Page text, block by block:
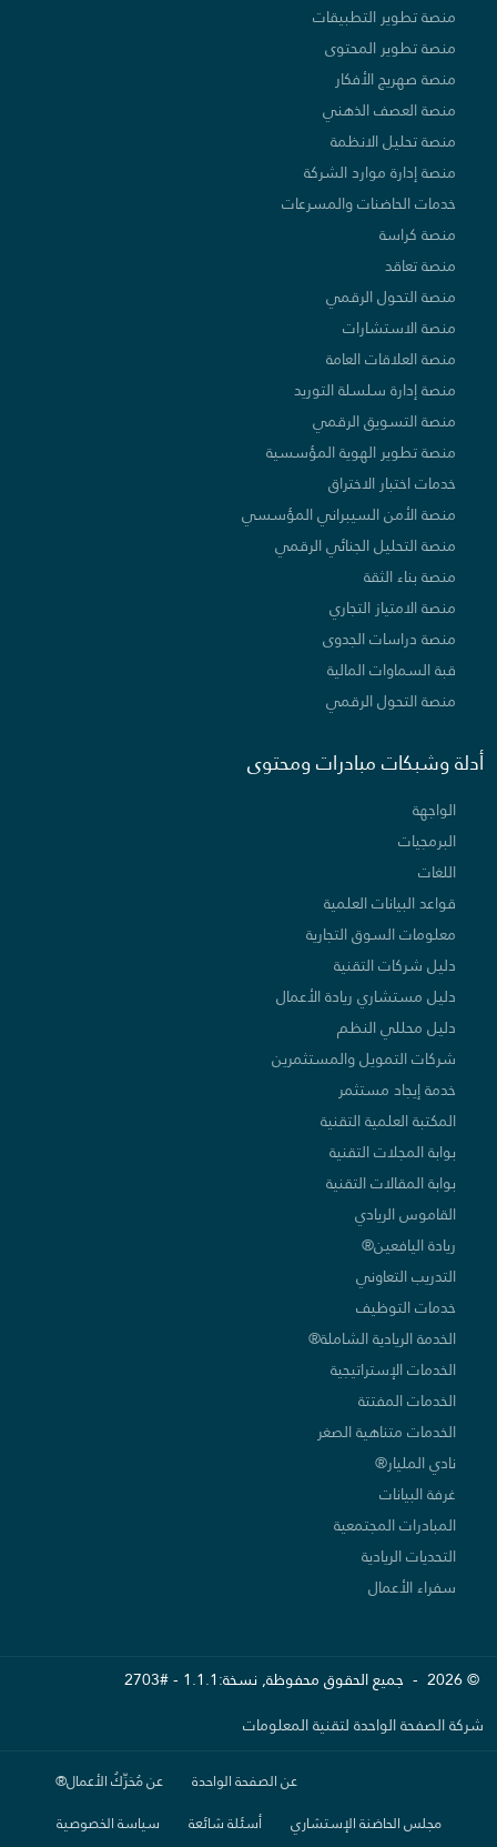
منصة تطوير التطبيقات
منصة تطوير المحتوى
منصة صهريج الأفكار
منصة العصف الذهني
منصة تحليل الانظمة
منصة إدارة موارد الشركة
خدمات الحاضنات والمسرعات
منصة كراسة
منصة تعاقد
منصة التحول الرقمي
منصة الاستشارات
منصة العلاقات العامة
منصة إدارة سلسلة التوريد
منصة التسويق الرقمي
منصة تطوير الهوية المؤسسية
خدمات اختبار الاختراق
منصة الأمن السيبراني المؤسسي
منصة التحليل الجنائي الرقمي
منصة بناء الثقة
منصة الامتياز التجاري
منصة دراسات الجدوى
قبة السماوات المالية
منصة التحول الرقمي
أدلة وشبكات مبادرات ومحتوى
الواجهة
البرمجيات
اللغات
قواعد البيانات العلمية
معلومات السوق التجارية
دليل شركات التقنية
دليل مستشاري ريادة الأعمال
دليل محللي النظم
شركات التمويل والمستثمرين
خدمة إيجاد مستثمر
المكتبة العلمية التقنية
بوابة المجلات التقنية
بوابة المقالات التقنية
القاموس الريادي
ريادة اليافعين®
التدريب التعاوني
خدمات التوظيف
الخدمة الريادية الشاملة®
الخدمات الإستراتيجية
الخدمات المفتتة
الخدمات متناهية الصغر
نادي المليار®
غرفة البيانات
المبادرات المجتمعية
التحديات الريادية
سفراء الأعمال
© 2026 - جميع الحقوق محفوظة, نسخة:1.1.1 - #2703
شركة الصفحة الواحدة لتقنية المعلومات
عن الصفحة الواحدة
عن مُحَرِّكُ الأعمال®
مجلس الحاضنة الإستشاري
أسئلة شائعة سياسة الخصوصية